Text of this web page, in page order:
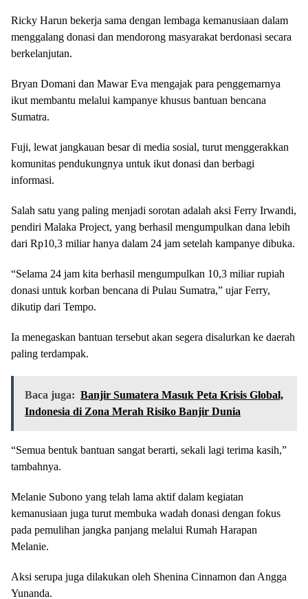
Ricky Harun bekerja sama dengan lembaga kemanusiaan dalam
menggalang donasi dan mendorong masyarakat berdonasi secara
berkelanjutan.
Bryan Domani dan Mawar Eva mengajak para penggemarnya
ikut membantu melalui kampanye khusus bantuan bencana
Sumatra.
Fuji, lewat jangkauan besar di media sosial, turut menggerakkan
komunitas pendukungnya untuk ikut donasi dan berbagi
informasi.
Salah satu yang paling menjadi sorotan adalah aksi Ferry Irwandi,
pendiri Malaka Project, yang berhasil mengumpulkan dana lebih
dari Rp10,3 miliar hanya dalam 24 jam setelah kampanye dibuka.
“Selama 24 jam kita berhasil mengumpulkan 10,3 miliar rupiah
donasi untuk korban bencana di Pulau Sumatra,” ujar Ferry,
dikutip dari Tempo.
Ia menegaskan bantuan tersebut akan segera disalurkan ke daerah
paling terdampak.
Baca juga: Banjir Sumatera Masuk Peta Krisis Global,
Indonesia di Zona Merah Risiko Banjir Dunia
“Semua bentuk bantuan sangat berarti, sekali lagi terima kasih,”
tambahnya.
Melanie Subono yang telah lama aktif dalam kegiatan
kemanusiaan juga turut membuka wadah donasi dengan fokus
pada pemulihan jangka panjang melalui Rumah Harapan
Melanie.
Aksi serupa juga dilakukan oleh Shenina Cinnamon dan Angga
Yunanda.